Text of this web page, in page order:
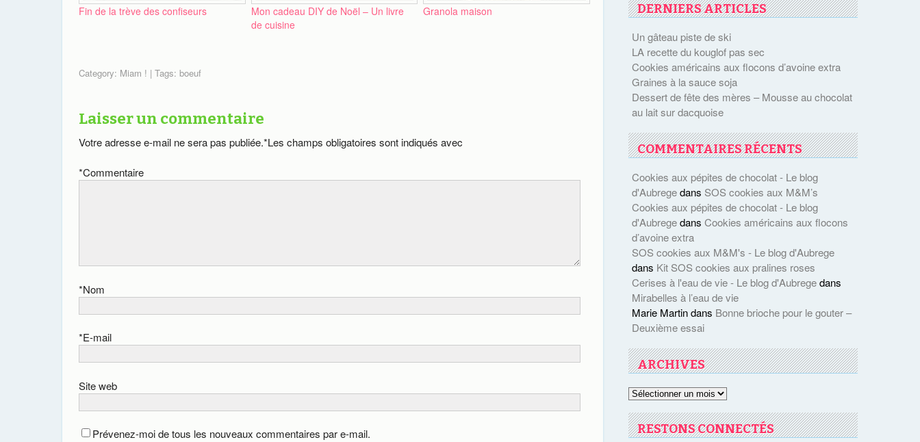
Fin de la trève des confiseurs
Mon cadeau DIY de Noël – Un livre
de cuisine
Granola maison
Category: Miam ! | Tags: boeuf
Laisser un commentaire
Votre adresse e-mail ne sera pas publiée. Les champs obligatoires sont indiqués avec
*
Commentaire
*
Nom
*
E-mail
*
Site web
Prévenez-moi de tous les nouveaux commentaires par e-mail.
DERNIERS ARTICLES
Un gâteau piste de ski
LA recette du kouglof pas sec
Cookies américains aux flocons d’avoine extra
Graines à la sauce soja
Dessert de fête des mères – Mousse au chocolat
au lait sur dacquoise
COMMENTAIRES RÉCENTS
Cookies aux pépites de chocolat - Le blog
d'Aubregedans SOS cookies aux M&M’s
Cookies aux pépites de chocolat - Le blog
d'Aubregedans Cookies américains aux flocons
d’avoine extra
SOS cookies aux M&M's - Le blog d'Aubrege
dans Kit SOS cookies aux pralines roses
Cerises à l'eau de vie - Le blog d'Aubregedans
Mirabelles à l’eau de vie
Marie Martindans Bonne brioche pour le gouter –
Deuxième essai
ARCHIVES
Archives
RESTONS CONNECTÉS